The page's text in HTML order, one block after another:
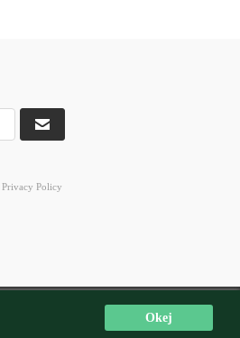
Okej
Privacy Policy